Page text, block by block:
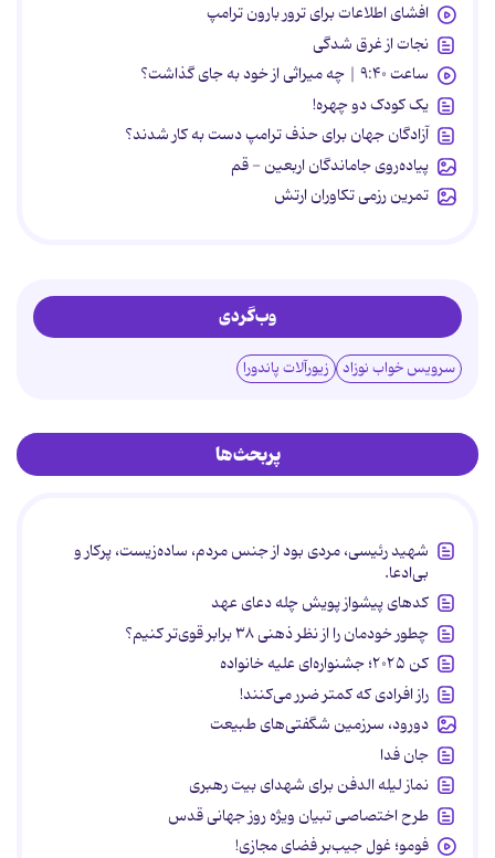
افشای اطلاعات برای ترور بارون ترامپ
نجات از غرق شدگی
ساعت ۹:۴۰ | چه میراثی از خود به جای گذاشت؟
یک کودک دو چهره!
آزادگان جهان برای حذف ترامپ دست به کار شدند؟
پیاده‌روی جاماندگان اربعین - قم
تمرین رزمی تکاوران ارتش
وب‌گردی
سرویس خواب نوزاد زیورآلات پاندورا
پربحث‌ها
شهید رئیسی، مردی بود از جنس مردم، ساده‌زیست، پرکار و
بی‌ادعا.
کدهای پیشواز پویش چله دعای عهد
چطور خودمان را از نظر ذهنی ۳۸ برابر قوی‌تر کنیم؟
کن ۲۰۲۵؛ جشنواره‌ای علیه خانواده
راز افرادی که کمتر ضرر می‌کنند!
دورود، سرزمین شگفتی‌های طبیعت
جان فدا
نماز لیله الدفن برای شهدای بیت رهبری
طرح اختصاصی تبیان ویژه روز جهانی قدس
فومو؛ غول جیب‌بر فضای مجازی!